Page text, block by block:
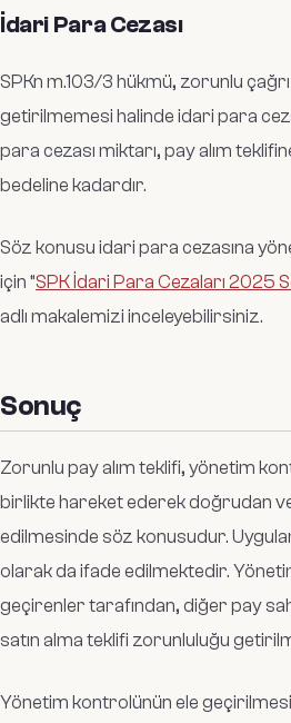
İdari Para Cezası
SPKn m.103/3 hükmü, zorunlu
getirilmemesi halinde idari para
para cezası miktarı, pay alım
bedeline kadardır.
Söz konusu idari para cezasına
için “SPK İdari Para Cezaları 2025
adlı makalemizi inceleyebilirsiniz.
Sonuç
Zorunlu pay alım teklifi, yönetim
birlikte hareket ederek doğrudan
edilmesinde söz konusudur.
olarak da ifade edilmektedir.
geçirenler tarafından, diğer pay
satın alma teklifi zorunluluğu
Yönetim kontrolünün ele